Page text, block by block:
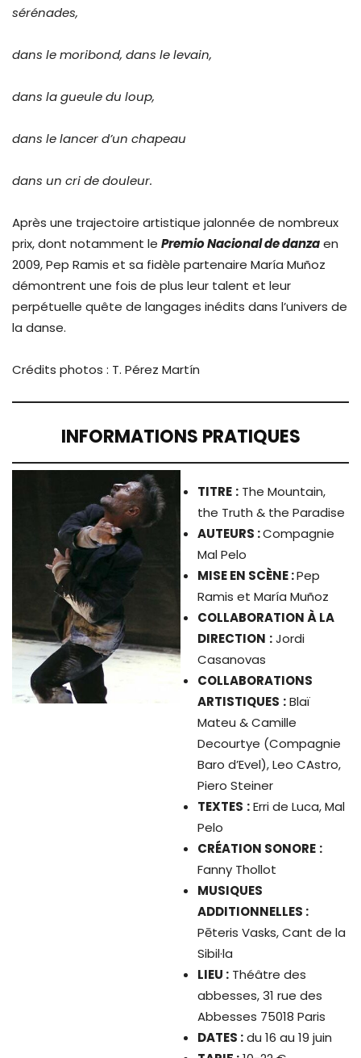
sérénades,
dans le moribond, dans le levain,
dans la gueule du loup,
dans le lancer d’un chapeau
dans un cri de douleur.
Après une trajectoire artistique jalonnée de nombreux
prix, dont notamment le Premio Nacional de danzaen
2009, Pep Ramis et sa fidèle partenaire María Muñoz
démontrent une fois de plus leur talent et leur
perpétuelle quête de langages inédits dans l’univers de
la danse.
Crédits photos : T. Pérez Martín
INFORMATIONS PRATIQUES
TITRE : The Mountain,
the Truth & the Paradise
AUTEURS :Compagnie
Mal Pelo
MISE EN SCÈNE :Pep
Ramis et María Muñoz
COLLABORATION À LA
DIRECTION :Jordi
Casanovas
COLLABORATIONS
ARTISTIQUES :Blaï
Mateu & Camille
Decourtye (Compagnie
Baro d’Evel), Leo CAstro,
Piero Steiner
TEXTES :Erri de Luca, Mal
Pelo
CRÉATION SONORE :
Fanny Thollot
MUSIQUES
ADDITIONNELLES :
Pēteris Vasks, Cant de la
Sibil·la
LIEU : Théâtre des
abbesses, 31 rue des
Abbesses 75018 Paris
DATES :du 16 au 19 juin